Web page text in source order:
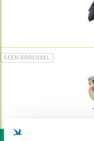
GEEN BROEDSEL